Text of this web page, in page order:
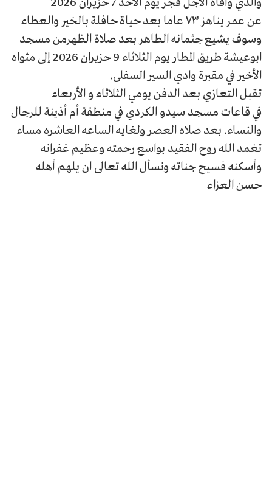
عن عمر يناهز ٧٣ عاما بعد حياة حافلة بالخير والـعطاء
وسوف يشيع جثمانه الطاهر بعد صلاة الظهرمن مسجد
ابوعيشة طريق المطار يوم الثلاثاء 9 حزيران 2026 إلى مثواه
الأخير في مقبرة وادي السير السفلى.
تقبل التعازي بعد الدفن يومي الثلاثاء و الأربعاء
في قاعات مسجد سيدو الكردي في منطقة أم أذينة للرجال
والنساء. بعد صلاه العصر ولغايه الساعه العاشره مساء
تغمد الله روح الفقيد بواسع رحمته وعظيم غفرانه
وأسكنه فسيح جناته ونسأل الله تعالى ان يلهم أهله
حسن العزاء